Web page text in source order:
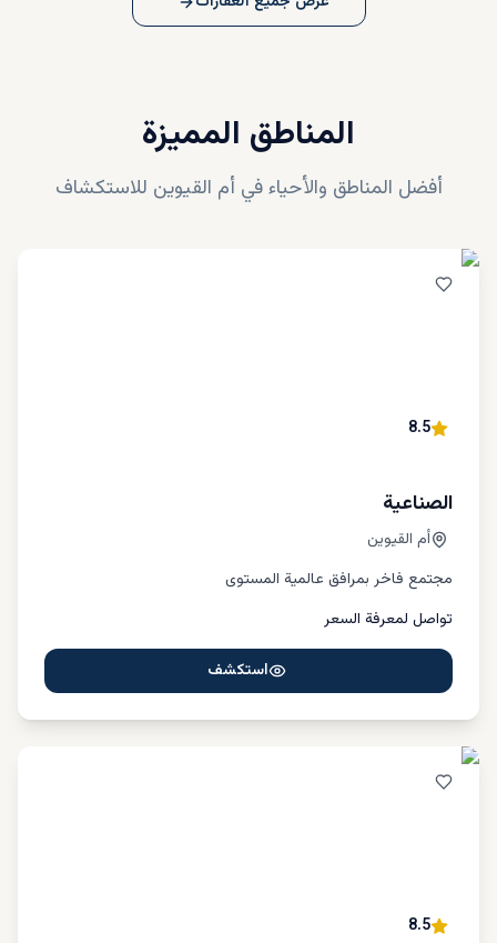
المناطق المميزة
أفضل المناطق والأحياء في أم القيوين للاستكشاف
8.5
الصناعية
أم القيوين
مجتمع فاخر بمرافق عالمية المستوى
تواصل لمعرفة السعر
استكشف
8.5